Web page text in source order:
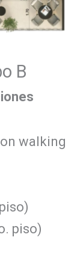
B
walking
piso)